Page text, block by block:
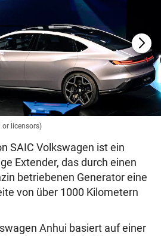
or licensors)
SAIC Volkswagen ist ein
Extender, das durch einen
betriebenen Generator eine
von über 1000 Kilometern
Anhui basiert auf einer